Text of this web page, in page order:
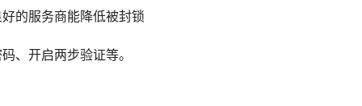
的服务商能降低被封锁
、开启两步验证等。